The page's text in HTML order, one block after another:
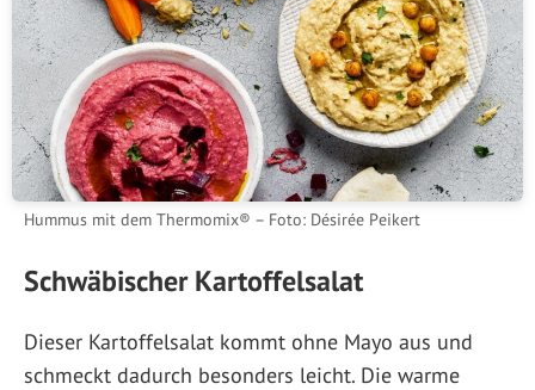
Hummus mit dem Thermomix® – Foto: Désirée Peikert
Schwäbischer Kartoffelsalat
Dieser Kartoffelsalat kommt ohne Mayo aus und
schmeckt dadurch besonders leicht. Die warme